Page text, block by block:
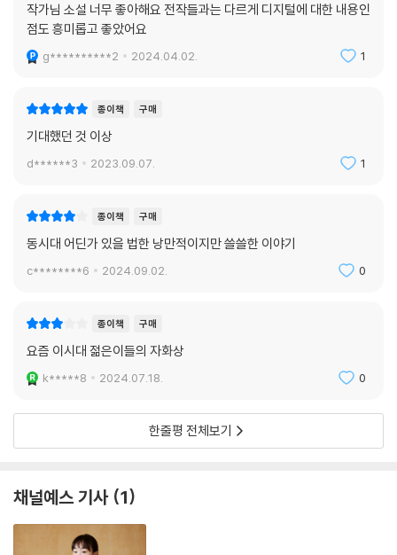
억 속에서 낮은 해상도의 픽셀로 떠오르는 ‘너’들. 그들을 계속해서 떠올리
는 ‘나’의 마음은 무엇일까? 소셜네트워크로 모든 것이 연결되어 있으며,
개인이 하나의 전체가 아닌 부분으로서 곳곳에 존재하는 시대를 살아가는
너로부터 다시 메시지가 오기를 기다리고 있었다. 기다리고, 기다리고 있
었다. 어쩌면 내가 기다리는 것은 네가 아니라 메시지였을지도 모른다. 너
는 이미 하나의 메시지였다. 메시지는 내게 감정을 야기했다. 그런데 이름
_「낮은 해상도로부터」, 192쪽
대중문화와 하위문화가 뒤섞여 우리 삶의 근간을 이루게 된 풍경은 이제
것은 그것이 왜인지 모르게 자꾸 과거의 시간으로 향한다는 점이다. 아이
러니하게도 정보화시대의 단면을 그려낸 서이제 소설의 주요한 정서 중 하
나가 바로 노스탤지어라는 것.
「벽과 선을 넘는 플로우」의 ‘나’는 벽간 소음에 시달린다. 소음의 원인은 옆
집에서 랩 연습을 위해 틀어둔 비트 소리. 밤마다 울려퍼지는 트랩 비트에
울컴퍼니를 그리워하고 있던 ‘나’의 독백에는 어쩔 수 없이 랩 가사들이 끼
어든다. 그래서 그가 쓰려는 글은 옆집 사람에 대한 항의문이 아니라 함께
힙합을 사랑하고 추억을 나눴던 지예에게 쓰는 편지가 된다. 「영원에 다가
작가님 소설 너무 좋아해요 전작들과는 다르게 디지털에 대한 내용인
점도 흥미롭고 좋았어요
g**********2 2024.04.02. 1
종이책 구매
기대했던 것 이상
d******3 2023.09.07. 1
종이책 구매
동시대 어딘가 있을 법한 낭만적이지만 쓸쓸한 이야기
c********6 2024.09.02. 0
종이책 구매
요즘 이시대 젊은이들의 자화상
k*****8 2024.07.18. 0
한줄평 전체보기
채널예스 기사 1